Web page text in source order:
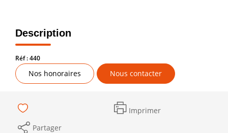
Description
Réf : 440
Nos honoraires Nous contacter
Imprimer
Partager